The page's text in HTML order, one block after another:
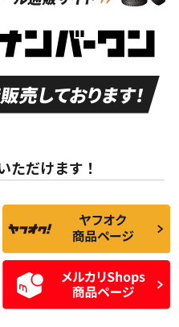
S
新車外し品（新古
付き
A
走行距離も少なく、
非常に状態の良い中
古品
んどない中古品
C
られるが、使用に問
題のない中古品
D
残り溝も少なく、偏
磨耗がみられ、短期
間使用できるくらい
の中古品
ただけます！